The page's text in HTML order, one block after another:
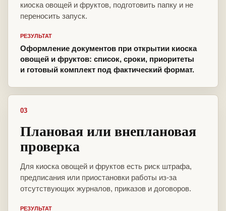
киоска овощей и фруктов, подготовить папку и не
переносить запуск.
РЕЗУЛЬТАТ
Оформление документов при открытии киоска
овощей и фруктов: список, сроки, приоритеты
и готовый комплект под фактический формат.
03
Плановая или внеплановая
проверка
Для киоска овощей и фруктов есть риск штрафа,
предписания или приостановки работы из-за
отсутствующих журналов, приказов и договоров.
РЕЗУЛЬТАТ